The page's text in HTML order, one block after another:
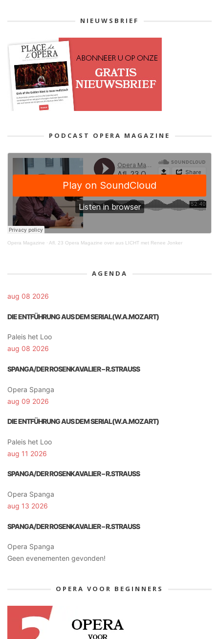
NIEUWSBRIEF
PODCAST OPERA MAGAZINE
Opera Magazine · Afl. 23 Opera Magazine over aus LICHT met Renee Jonker
AGENDA
aug 08 2026
DIE ENTFÜHRUNG AUS DEM SERIAL(W.A.MOZART)
Paleis het Loo
aug 08 2026
SPANGA/DER ROSENKAVALIER – R.STRAUSS
Opera Spanga
aug 09 2026
DIE ENTFÜHRUNG AUS DEM SERIAL(W.A.MOZART)
Paleis het Loo
aug 11 2026
SPANGA/DER ROSENKAVALIER – R.STRAUSS
Opera Spanga
aug 13 2026
SPANGA/DER ROSENKAVALIER – R.STRAUSS
Opera Spanga
Geen evenementen gevonden!
OPERA VOOR BEGINNERS